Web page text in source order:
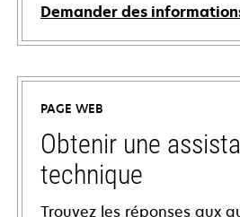
Demander des
PAGE WEB
Obtenir une
technique
Trouvez les réponses aux